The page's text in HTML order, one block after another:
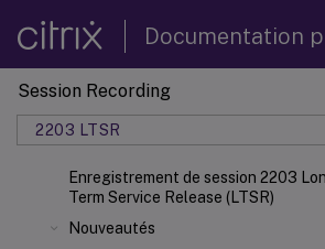
Documentation
Session Recording
2203 LTSR
Enregistrement de session 2203
Term Service Release (LTSR)
Nouveautés